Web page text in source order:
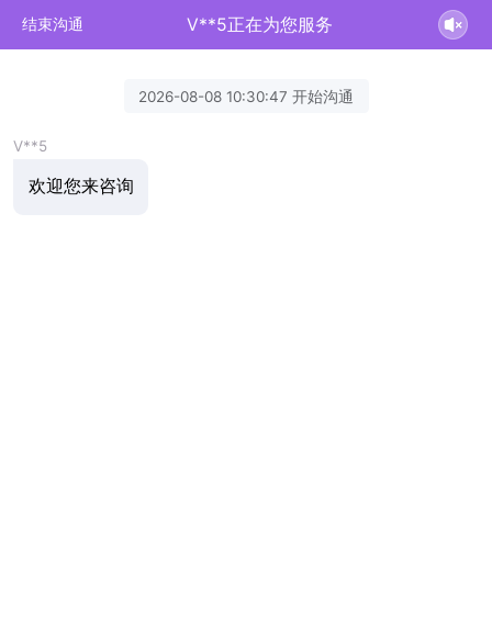
结束沟通 V**5正在为您服务
2026-08-08 10:30:47 开始沟通
V**5
欢迎您来咨询